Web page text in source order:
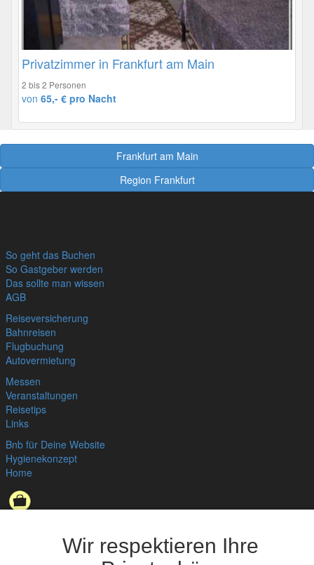
Wir respektieren Ihre
Privatzimmer in Frankfurt am Main
2 bis 2 Personen
von 65,- € pro Nacht
Frankfurt am Main
Region Frankfurt
So geht das Buchen
So Gastgeber werden
Das sollte man wissen
AGB
Reiseversicherung
Bahnreisen
Flugbuchung
Autovermietung
Messen
Veranstaltungen
Reisetips
Links
Bnb für Deine Website
Hygienekonzept
Home